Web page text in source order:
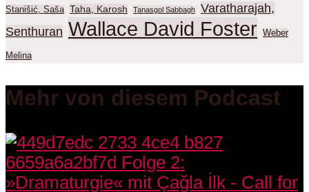
Stanišić, Saša Taha, Karosh Tanasgol Sabbagh
Varatharajah,
Senthuran Wallace David Foster Weber
Melina
Mehr von diesem Podcast